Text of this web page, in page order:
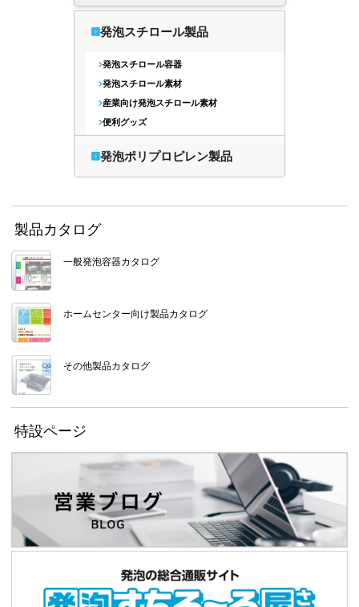
発泡スチロール製品
発泡スチロール容器
発泡スチロール素材
産業向け発泡スチロール素材
便利グッズ
発泡ポリプロピレン製品
製品カタログ
一般発泡容器カタログ
ホームセンター向け製品カタログ
その他製品カタログ
特設ページ